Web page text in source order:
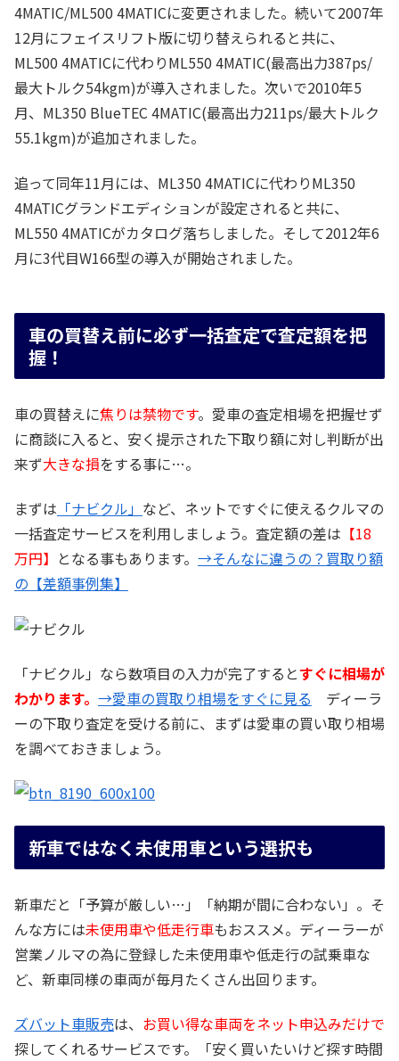
4MATIC/ML500 4MATICに変更されました。続いて2007年
12月にフェイスリフト版に切り替えられると共に、
ML500 4MATICに代わりML550 4MATIC(最高出力387ps/
最大トルク54kgm)が導入されました。次いで2010年5
月、ML350 BlueTEC 4MATIC(最高出力211ps/最大トルク
55.1kgm)が追加されました。
追って同年11月には、ML350 4MATICに代わりML350
4MATICグランドエディションが設定されると共に、
ML550 4MATICがカタログ落ちしました。そして2012年6
月に3代目W166型の導入が開始されました。
車の買替え前に必ず一括査定で査定額を把
握！
車の買替えに焦りは禁物です。愛車の査定相場を把握せず
に商談に入ると、安く提示された下取り額に対し判断が出
来ず大きな損をする事に…。
まずは 「ナビクル」 など、ネットですぐに使えるクルマの
一括査定サービスを利用しましょう。査定額の差は 【18
万円】 となる事もあります。 →そんなに違うの？買取り額
の【差額事例集】
「ナビクル」なら数項目の入力が完了するとすぐに相場が
わかります。 →愛車の買取り相場をすぐに見る ディーラ
ーの下取り査定を受ける前に、まずは愛車の買い取り相場
を調べておきましょう。
新車ではなく未使用車という選択も
新車だと「予算が厳しい…」「納期が間に合わない」。そ
んな方には未使用車や低走行車もおススメ。ディーラーが
営業ノルマの為に登録した未使用車や低走行の試乗車な
ど、新車同様の車両が毎月たくさん出回ります。
ズバット車販売は、 お買い得な車両をネット申込みだけで
探してくれるサービスです。「安く買いたいけど探す時間